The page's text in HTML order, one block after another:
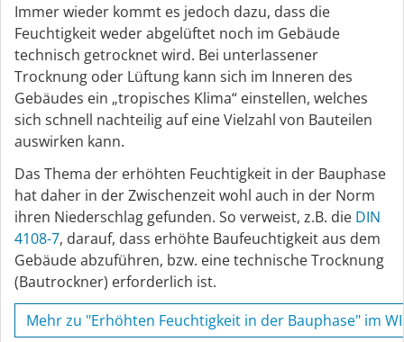
Immer wieder kommt es jedoch dazu, dass die
Feuchtigkeit weder abgelüftet noch im Gebäude
technisch getrocknet wird. Bei unterlassener
Trocknung oder Lüftung kann sich im Inneren des
Gebäudes ein „tropisches Klima“ einstellen, welches
sich schnell nachteilig auf eine Vielzahl von Bauteilen
auswirken kann.
Das Thema der erhöhten Feuchtigkeit in der Bauphase
hat daher in der Zwischenzeit wohl auch in der Norm
ihren Niederschlag gefunden. So verweist, z.B. die DIN
4108-7, darauf, dass erhöhte Baufeuchtigkeit aus dem
Gebäude abzuführen, bzw. eine technische Trocknung
(Bautrockner) erforderlich ist.
Mehr zu "Erhöhten Feuchtigkeit in der Bauphase" im